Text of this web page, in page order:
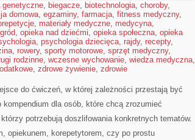
genetyczne, biegacze, biotechnologia, choroby,
domowa, egzaminy, farmacja, fitness medyczny,
, materiały medyczne, medycyna,
, opieka nad dziećmi, opieka społeczna, opieka
, psychologia dziecięca, rajdy, recepty,
, rowery, sporty motorowe, sprzęt medyczny,
rodzinne, wczesne wychowanie, wiedza medyczna,
, zdrowe żywienie, zdrowie
do ćwiczeń, w której zależności przestają być
dla osób, które chcą zrozumieć
potrzebują doszlifowania konkretnych tematów.
opiekunem, korepetytorem, czy po prostu